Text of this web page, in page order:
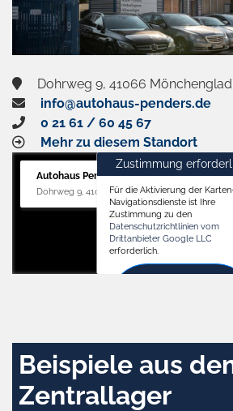
Dohrweg 9, 41066
info@autohaus-penders.de
0 21 61 / 60 45 67
Mehr zu diesem Standort
Autohaus Penders (Service)
Dohrweg 9, 41066 Mönchengladbach
Zustimmung
Für die Aktivierung der
Navigationsdienste ist Ihre
Zustimmung zu den
Datenschutzrichtlinien vom
Drittanbieter Google LLC
erforderlich.
Beispiele aus
Zentrallager